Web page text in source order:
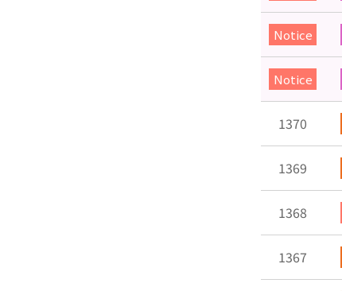
Notice
Notice
1370
1369
1368
1367